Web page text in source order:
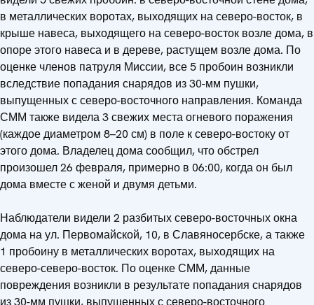
в металлических воротах, выходящих на северо-восток, в
крыше навеса, выходящего на северо-восток возле дома, в
опоре этого навеса и в дереве, растущем возле дома. По
оценке членов патруля Миссии, все 5 пробоин возникли
вследствие попадания снарядов из 30-мм пушки,
выпущенных с северо-восточного направления. Команда
СММ также видела 3 свежих места огневого поражения
(каждое диаметром 8–20 см) в поле к северо-востоку от
этого дома. Владелец дома сообщил, что обстрел
произошел 26 февраля, примерно в 06:00, когда он был
дома вместе с женой и двумя детьми.
Наблюдатели видели 2 разбитых северо-восточных окна
дома на ул. Первомайской, 10, в Славяносербске, а также
1 пробоину в металлических воротах, выходящих на
северо-северо-восток. По оценке СММ, данные
повреждения возникли в результате попадания снарядов